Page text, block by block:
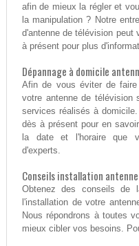
afin de mieux la régler et
la manipulation ? Notre
d'antenne de télévision peut
à présent pour plus
Dépannage à domicile
Afin de vous éviter de
votre antenne de télévision
services réalisés à
dès à présent pour en
la date et l'horaire que
d'experts.
Conseils installation
Obtenez des conseils de
l'installation de votre
Nous répondrons à toutes
mieux cibler vos besoins.